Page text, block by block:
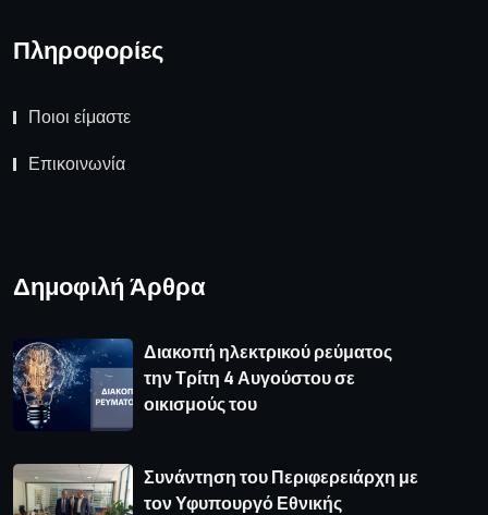
Πληροφορίες
Ποιοι είμαστε
Επικοινωνία
Δημοφιλή Άρθρα
Διακοπή ηλεκτρικού ρεύματος
την Τρίτη 4 Αυγούστου σε
οικισμούς του
Συνάντηση του Περιφερειάρχη με
τον Υφυπουργό Εθνικής